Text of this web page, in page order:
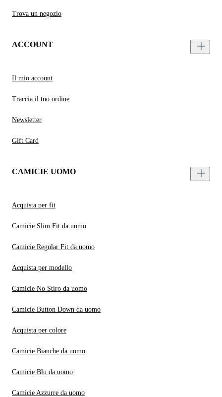
Trova un negozio
ACCOUNT
Il mio account
Traccia il tuo ordine
Newsletter
Gift Card
CAMICIE UOMO
Acquista per fit
Camicie Slim Fit da uomo
Camicie Regular Fit da uomo
Acquista per modello
Camicie No Stiro da uomo
Camicie Button Down da uomo
Acquista per colore
Camicie Bianche da uomo
Camicie Blu da uomo
Camicie Azzurre da uomo